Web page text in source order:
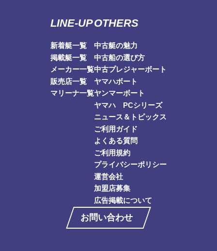
LINE-UP
新着艇一覧
掲載艇一覧
メーカー一覧
販売店一覧
マリーナ一覧
OTHERS
中古艇の魅力
中古船の選び方
中古プレジャーボート
ヤマハボート
ヤンマーボート
ヤマハ PCシリーズ
ニュース＆トピックス
ご利用ガイド
よくある質問
ご利用規約
プライバシーポリシー
運営会社
加盟店募集
広告掲載について
お問い合わせ